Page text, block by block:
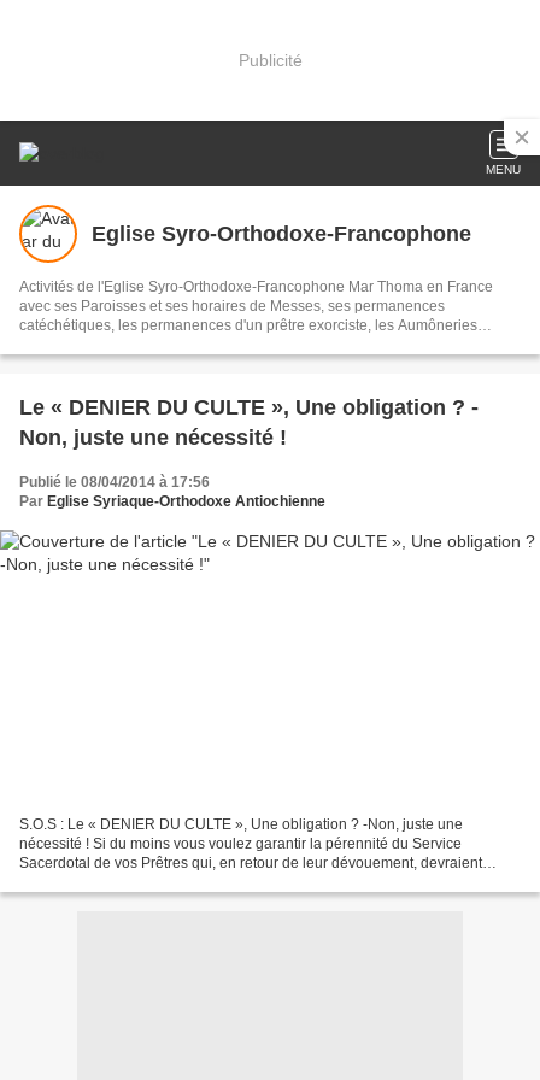
Publicité
MENU
Eglise Syro-Orthodoxe-Francophone
Activités de l'Eglise Syro-Orthodoxe-Francophone Mar Thoma en France
avec ses Paroisses et ses horaires de Messes, ses permanences
catéchétiques, les permanences d'un prêtre exorciste, les Aumôneries
Le « DENIER DU CULTE », Une obligation ? -
Non, juste une nécessité !
Publié le 08/04/2014 à 17:56
Par Eglise Syriaque-Orthodoxe Antiochienne
S.O.S : Le « DENIER DU CULTE », Une obligation ? -Non, juste une
nécessité ! Si du moins vous voulez garantir la pérennité du Service
Sacerdotal de vos Prêtres qui, en retour de leur dévouement, devraient